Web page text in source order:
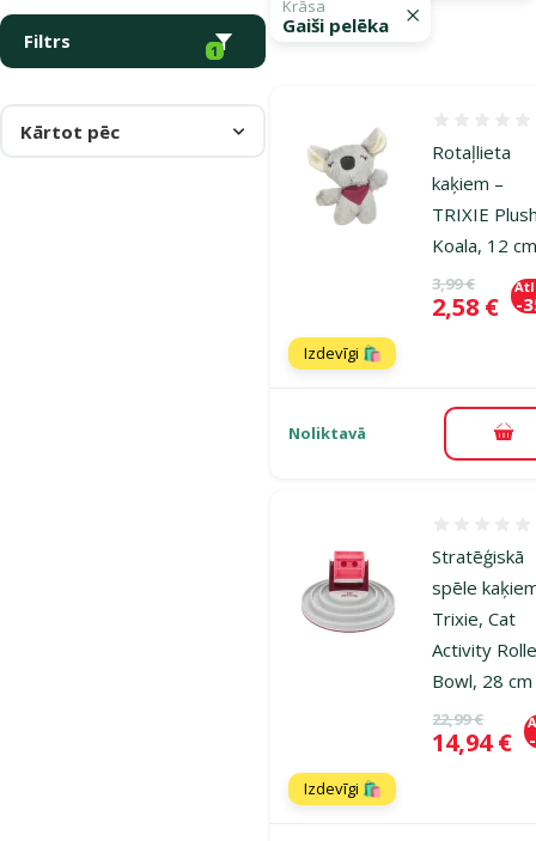
Filtrs 1
Krāsa
Gaiši pelēka
Kārtot pēc
Rotaļlieta
kaķiem –
TRIXIE
Koala, 12
Oriģinālā
3,99 €
Cena
2,58 € -
Izdevīgi 🛍️
Noliktavā
Stratēģiskā
spēle
Trixie, Cat
Activity
Bowl, 28 cm
Oriģinālā
22,99 €
Cena
14,94 €
Izdevīgi 🛍️